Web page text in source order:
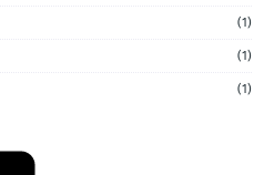
(1)
(1)
(1)